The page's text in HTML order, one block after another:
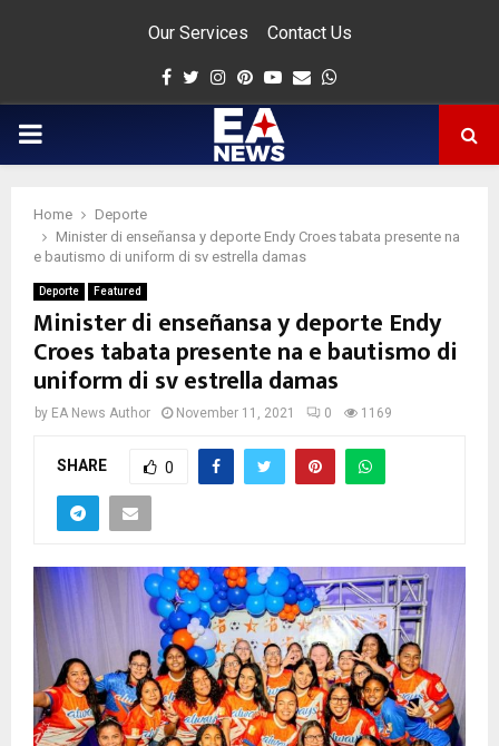
Our Services Contact Us
Facebook
Twitter
Instagram
Pinterest
Youtube
Email
PRIMARY
Home
Deporte
Minister di enseñansa y deporte Endy Croes tabata presente na
e bautismo di uniform di sv estrella damas
Deporte Featured
Minister di enseñansa y deporte Endy
Croes tabata presente na e bautismo di
uniform di sv estrella damas
by EA News Author November 11, 2021 0 1169
SHARE 0